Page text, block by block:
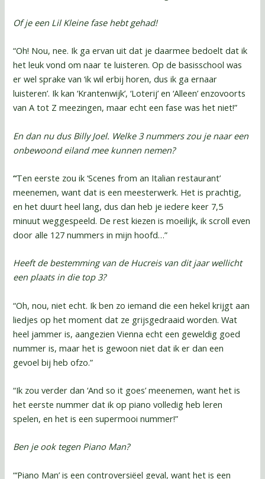
Of je een Lil Kleine fase hebt gehad!
“Oh! Nou, nee. Ik ga ervan uit dat je daarmee bedoelt dat ik
het leuk vond om naar te luisteren. Op de basisschool was
er wel sprake van ‘ik wil erbij horen, dus ik ga ernaar
luisteren’. Ik kan ‘Krantenwijk’, ‘Loterij’ en ‘Alleen’ enzovoorts
van A tot Z meezingen, maar echt een fase was het niet!”
En dan nu dus Billy Joel. Welke 3 nummers zou je naar een
onbewoond eiland mee kunnen nemen?
“Ten eerste zou ik ‘Scenes from an Italian restaurant’
meenemen, want dat is een meesterwerk. Het is prachtig,
en het duurt heel lang, dus dan heb je iedere keer 7,5
minuut weggespeeld. De rest kiezen is moeilijk, ik scroll even
door alle 127 nummers in mijn hoofd…”
Heeft de bestemming van de Hucreis van dit jaar wellicht
een plaats in die top 3?
“Oh, nou, niet echt. Ik ben zo iemand die een hekel krijgt aan
liedjes op het moment dat ze grijsgedraaid worden. Wat
heel jammer is, aangezien Vienna echt een geweldig goed
nummer is, maar het is gewoon niet dat ik er dan een
gevoel bij heb ofzo.”
“Ik zou verder dan ‘And so it goes’ meenemen, want het is
het eerste nummer dat ik op piano volledig heb leren
spelen, en het is een supermooi nummer!”
Ben je ook tegen Piano Man?
“‘Piano Man’ is een controversiëel geval, want het is een